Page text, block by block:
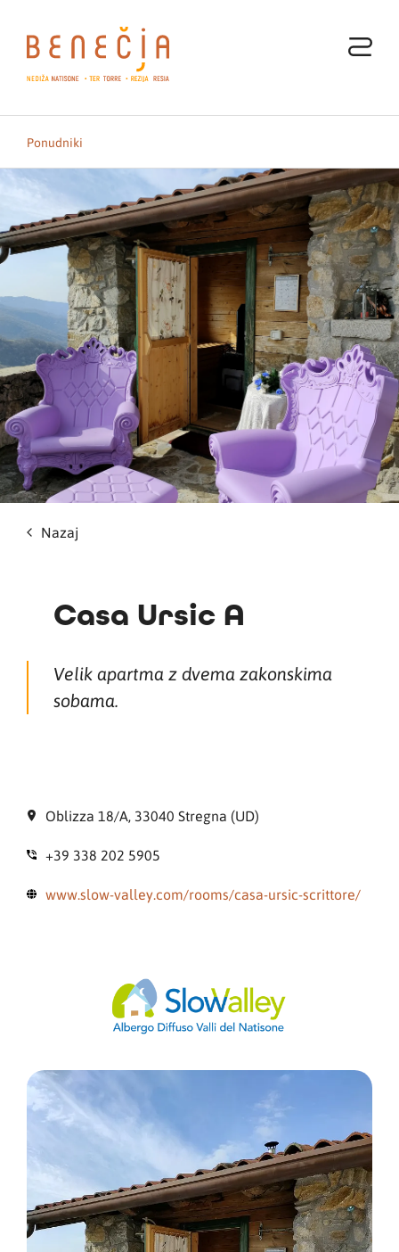
Ponudniki
Nazaj
Casa Ursic A
Velik apartma z dvema zakonskima
sobama.
Oblizza 18/A, 33040 Stregna (UD)
+39 338 202 5905
www.slow-valley.com/rooms/casa-ursic-scrittore/